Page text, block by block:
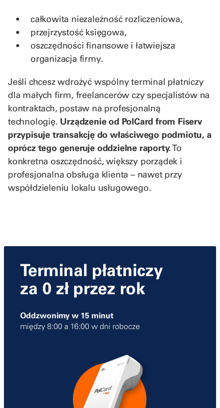
całkowita niezależność rozliczeniowa,
przejrzystość księgowa,
oszczędności finansowe i łatwiejsza
organizacja firmy.
Jeśli chcesz wdrożyć wspólny terminal płatniczy
dla małych firm, freelancerów czy specjalistów na
kontraktach, postaw na profesjonalną
technologię. Urządzenie od PolCard from Fiserv
przypisuje transakcję do właściwego podmiotu, a
oprócz tego generuje oddzielne raporty.To
konkretna oszczędność, większy porządek i
profesjonalna obsługa klienta – nawet przy
współdzieleniu lokalu usługowego.
Terminal płatniczy
za 0 zł przez rok
Oddzwonimy w 15 minut
między 8:00 a 16:00 w dni robocze